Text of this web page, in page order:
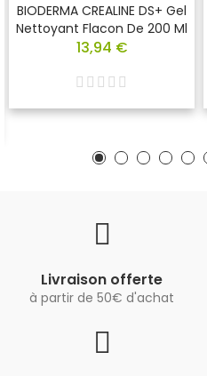
BIODERMA CREALINE DS+ Gel
Nettoyant Flacon De 200 Ml
13,94 €
Livraison offerte
à partir de 50€ d'achat